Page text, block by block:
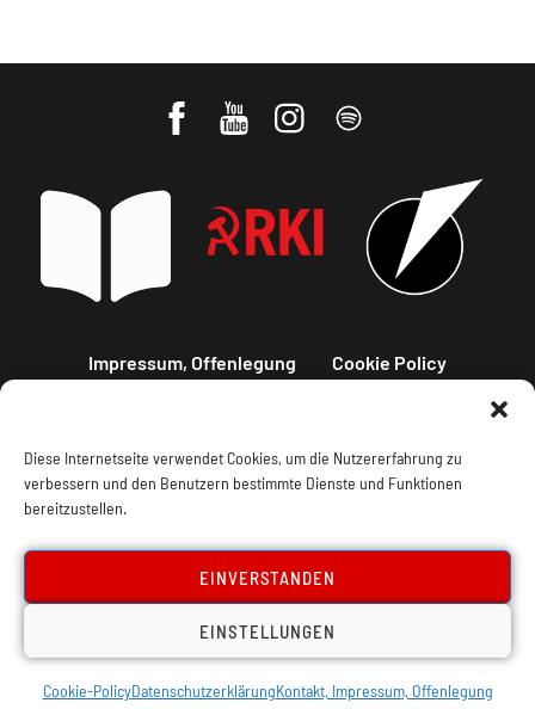
Diese Internetseite verwendet Cookies, um die Nutzererfahrung zu
verbessern und den Benutzern bestimmte Dienste und Funktionen
bereitzustellen.
EINVERSTANDEN
EINSTELLUNGEN
Cookie-PolicyDatenschutzerklärungKontakt, Impressum, Offenlegung
Impressum, Offenlegung Cookie Policy